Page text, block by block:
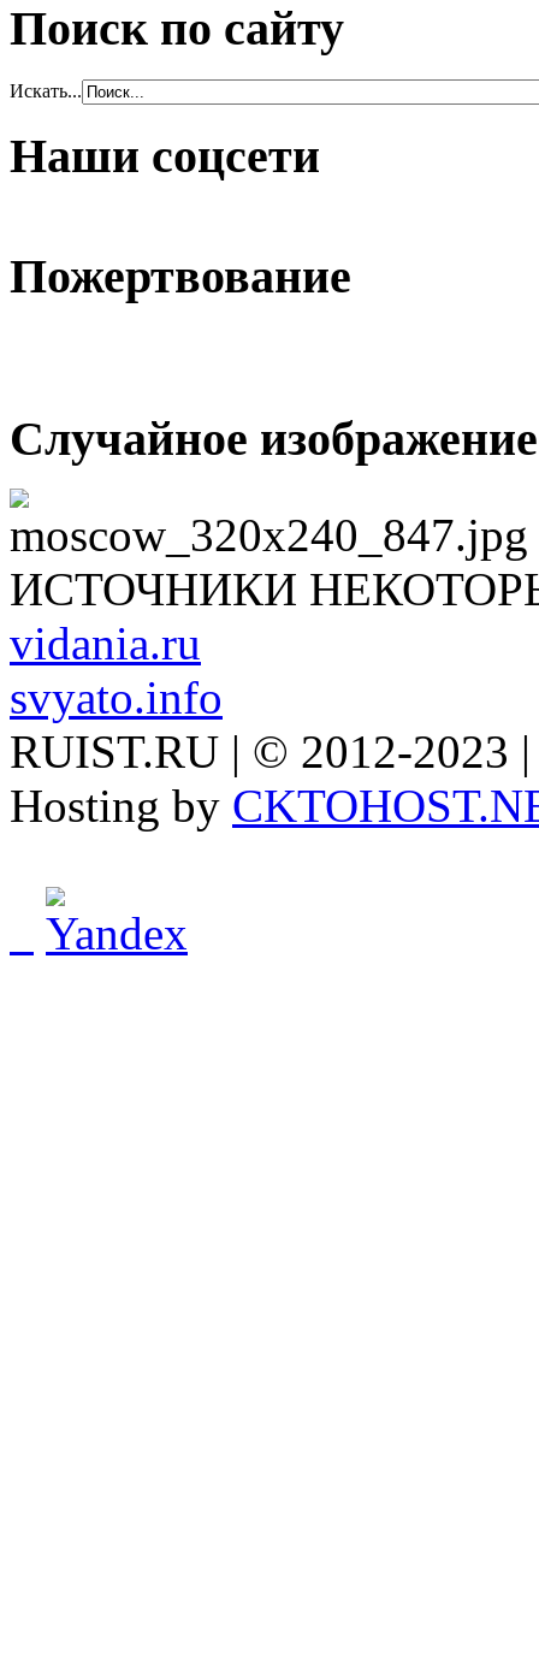
Поиск по сайту
Искать...
Наши соцсети
Пожертвование
Случайное изображение
ИСТОЧНИКИ
vidania.ru
svyato.info
RUIST.RU | © 2012-2023
Hosting by